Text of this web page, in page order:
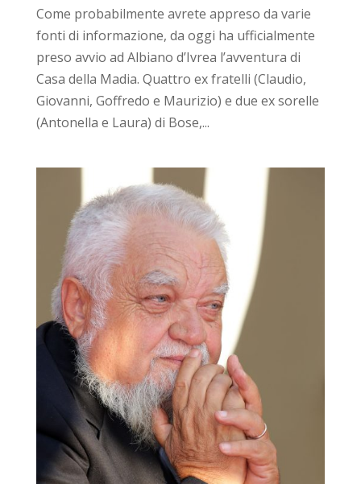
Come probabilmente avrete appreso da varie
fonti di informazione, da oggi ha ufficialmente
preso avvio ad Albiano d’Ivrea l’avventura di
Casa della Madia. Quattro ex fratelli (Claudio,
Giovanni, Goffredo e Maurizio) e due ex sorelle
(Antonella e Laura) di Bose,...